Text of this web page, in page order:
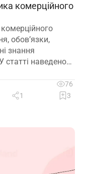
комерційного
обов’язки,
знання
статті наведено
76
1 3